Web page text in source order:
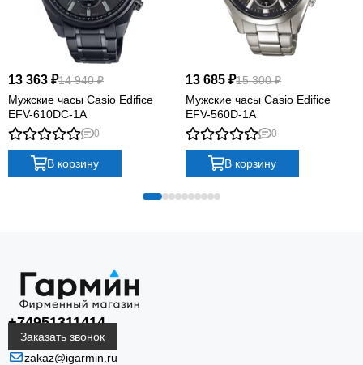
13 363 ₽14 940 ₽
Мужские часы Casio Edifice
EFV-610DC-1A
0
В корзину
13 685 ₽15 300 ₽
Мужские часы Casio Edifice
EFV-560D-1A
0
В корзину
+74951311414
Заказать звонок
zakaz@igarmin.ru